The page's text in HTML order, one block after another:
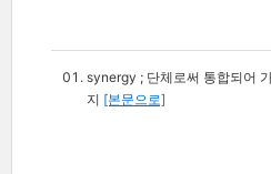
synergy ; 단체로써 통합되어
지 [본문으로]